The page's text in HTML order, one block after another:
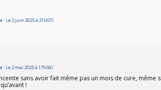
: Le 2 juin 2025 à 21h07)
: Le 2 mai 2025 à 17h56)
sans avoir fait même pas un mois de cure,
!